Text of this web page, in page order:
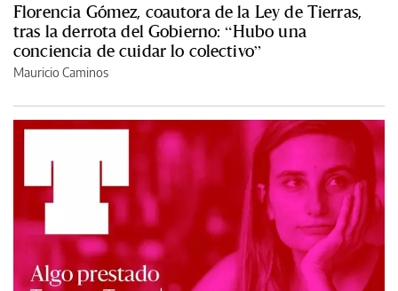
Florencia Gómez, coautora de la Ley de Tierras,
tras la derrota del Gobierno: “Hubo una
conciencia de cuidar lo colectivo”
Mauricio Caminos